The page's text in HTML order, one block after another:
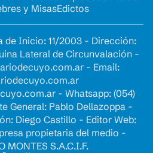
y MisasEdictos
de Inicio: 11/2003 - Dirección:
Lateral de Circunvalación -
- Email:
- Whatsapp: (054)
General: Pablo Dellazoppa -
Diego Castillo - Editor Web:
propietaria del medio -
MONTES S.A.C.I.F.